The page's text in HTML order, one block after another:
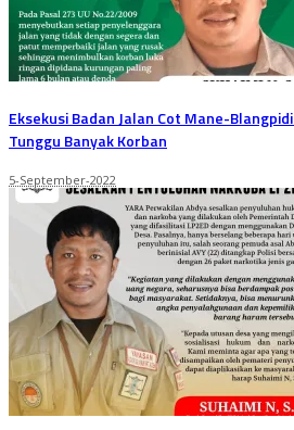
Eksekusi Badan Jalan Cot Mane-
Tunggu Banyak Korban
5-September-2022